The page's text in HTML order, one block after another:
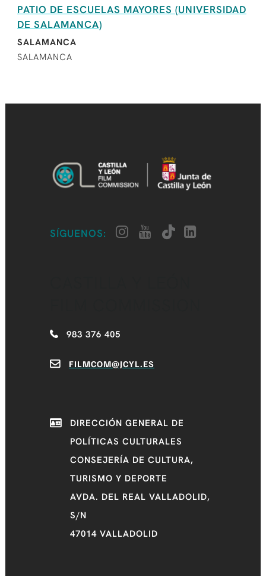
PATIO DE ESCUELAS MAYORES (UNIVERSIDAD
DE SALAMANCA)
SALAMANCA
SALAMANCA
SÍGUENOS:
983 376 405
FILMCOM@JCYL.ES
DIRECCIÓN GENERAL DE
POLÍTICAS CULTURALES
CONSEJERÍA DE CULTURA,
TURISMO Y DEPORTE
AVDA. DEL REAL VALLADOLID,
S/N
47014 VALLADOLID